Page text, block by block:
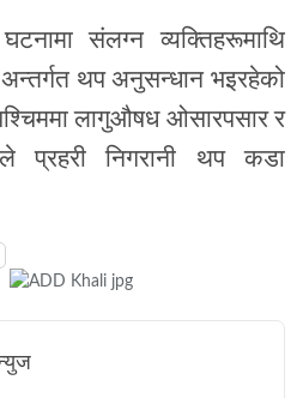
संलग्न व्यक्तिहरूमाथि
थप अनुसन्धान भइरहेको
लागुऔषध ओसारपसार र
प्रहरी निगरानी थप कडा